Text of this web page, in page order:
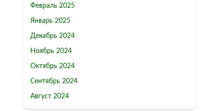
Февраль 2025
Январь 2025
Декабрь 2024
Ноябрь 2024
Октябрь 2024
Сентябрь 2024
Август 2024